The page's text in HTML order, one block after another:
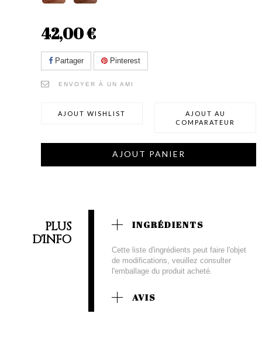
42,00 €
Partager Pinterest
ENVOYER À UN AMI
AJOUT WISHLIST
AJOUT AU
COMPARATEUR
AJOUT PANIER
PLUS
D'INFO
INGRÉDIENTS
Cette liste d'ingrédients peut faire l'objet
de modifications, veuillez consulter
l'emballage du produit acheté.
AVIS